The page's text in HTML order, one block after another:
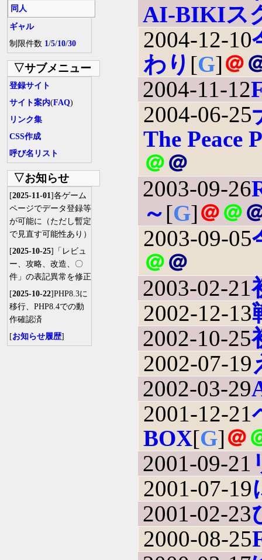
同人
ギャル
制限件数 1/5/10/30
▽サブメニュー
登録サイト
サイト案内(FAQ)
リンク集
CSS作成
呼び名リスト
▽お知らせ
[2025-11-01]各ゲーム
ページでデータ登録等
が可能に（ただし暫定
で見直す可能性あり）
[2025-10-25]「レビュ
ー、攻略、改造、〇
件」の表記異常を修正
[2025-10-22]PHP8.3に
移行、PHP8.4での動
作確認済
[お知らせ履歴]
AI-BIKIス
2004-12-10
わり [G]＠
2004-11-12
2004-06-25
The Peace
＠＠
2003-09-26
～[G]＠＠
2003-09-05
＠＠
2003-02-21
2002-12-13
2002-10-25
2002-07-19
2002-03-29
2001-12-21
BOX[G]＠
2001-09-21
2001-07-19
2001-02-23
2000-08-25